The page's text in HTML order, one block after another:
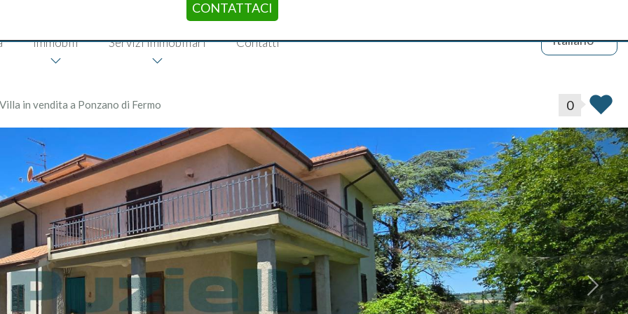
Immobili Servizi immobiliari Contatti Italiano
CONTATTACI
Villa in vendita a Ponzano di Fermo 0